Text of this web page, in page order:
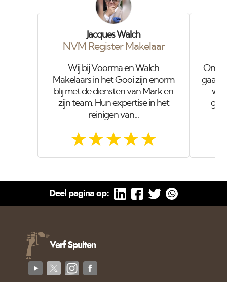
Jacques Walch
NVM Register Makelaar
Wij bij Voorma en Walch
Makelaars in het Gooi zijn enorm
blij met de diensten van Mark en
zijn team. Hun expertise in het
reinigen van...
Onze
gaat
Deel pagina op:
Verf Spuiten